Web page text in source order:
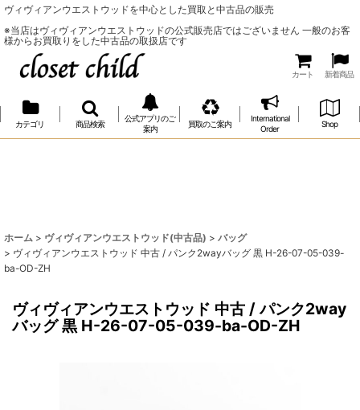
ヴィヴィアンウエストウッドを中心とした買取と中古品の販売
※当店はヴィヴィアンウエストウッドの公式販売店ではございません 一般のお客
様からお買取りをした中古品の取扱店です
カート 新着商品
カテゴリ 商品検索
公式アプリのご
案内
買取のご案内
International
Order
Shop
ホーム > ヴィヴィアンウエストウッド(中古品) > バッグ
> ヴィヴィアンウエストウッド 中古 / パンク2wayバッグ 黒 H-26-07-05-039-
ba-OD-ZH
ヴィヴィアンウエストウッド 中古 / パンク2way
バッグ 黒 H-26-07-05-039-ba-OD-ZH